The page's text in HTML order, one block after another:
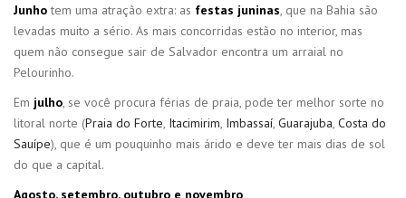
Junhotem uma atração extra: as festas juninas, que na Bahia são
levadas muito a sério. As mais concorridas estão no interior, mas
quem não consegue sair de Salvador encontra um arraial no
Pelourinho.
Em julho, se você procura férias de praia, pode ter melhor sorte no
litoral norte (Praia do Forte, Itacimirim, Imbassaí, Guarajuba, Costa do
Sauípe), que é um pouquinho mais árido e deve ter mais dias de sol
do que a capital.
Agosto, setembro, outubro e novembro